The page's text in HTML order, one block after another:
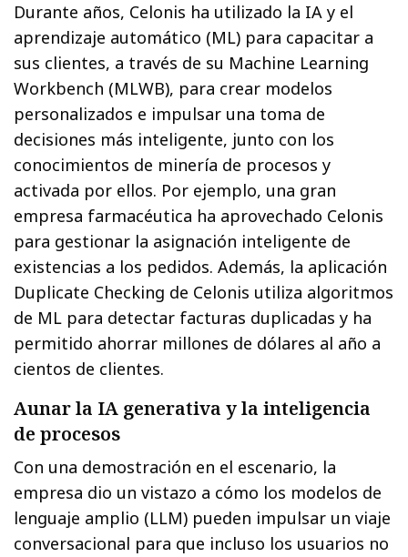
Durante años, Celonis ha utilizado la IA y el
aprendizaje automático (ML) para capacitar a
sus clientes, a través de su Machine Learning
Workbench (MLWB), para crear modelos
personalizados e impulsar una toma de
decisiones más inteligente, junto con los
conocimientos de minería de procesos y
activada por ellos. Por ejemplo, una gran
empresa farmacéutica ha aprovechado Celonis
para gestionar la asignación inteligente de
existencias a los pedidos. Además, la aplicación
Duplicate Checking de Celonis utiliza algoritmos
de ML para detectar facturas duplicadas y ha
permitido ahorrar millones de dólares al año a
cientos de clientes.
Aunar la IA generativa y la inteligencia
de procesos
Con una demostración en el escenario, la
empresa dio un vistazo a cómo los modelos de
lenguaje amplio (LLM) pueden impulsar un viaje
conversacional para que incluso los usuarios no